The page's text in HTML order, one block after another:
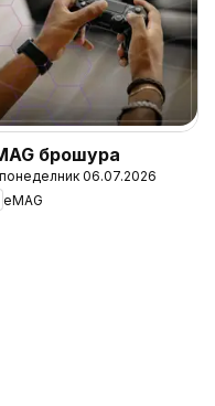
брошура
06.07.2026
eMAG